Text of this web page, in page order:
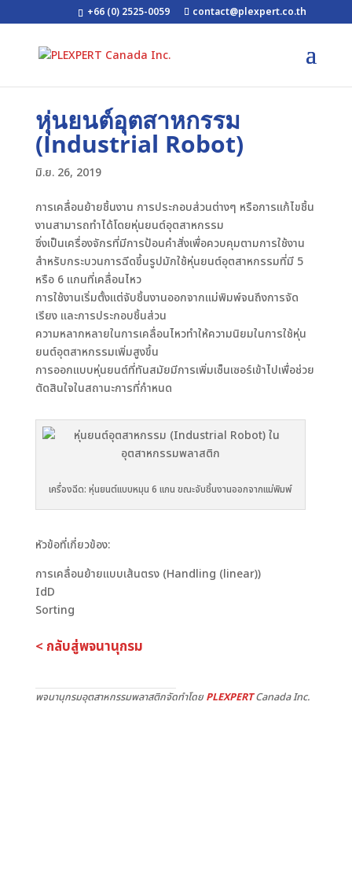
+66 (0) 2525-0059 contact@plexpert.co.th
หุ่นยนต์อุตสาหกรรม
(Industrial Robot)
มิ.ย. 26, 2019
การเคลื่อนย้ายชิ้นงาน การประกอบส่วนต่างๆ หรือการแก้ไขชิ้น
งานสามารถทำได้โดยหุ่นยนต์อุตสาหกรรม
ซึ่งเป็นเครื่องจักรที่มีการป้อนคำสั่งเพื่อควบคุมตามการใช้งาน
สำหรับกระบวนการฉีดขึ้นรูปมักใช้หุ่นยนต์อุตสาหกรรมที่มี 5
หรือ 6 แกนที่เคลื่อนไหว
การใช้งานเริ่มตั้งแต่จับชิ้นงานออกจากแม่พิมพ์จนถึงการจัด
เรียง และการประกอบชิ้นส่วน
ความหลากหลายในการเคลื่อนไหวทำให้ความนิยมในการใช้หุ่น
ยนต์อุตสาหกรรมเพิ่มสูงขึ้น
การออกแบบหุ่นยนต์ที่ทันสมัยมีการเพิ่มเซ็นเซอร์เข้าไปเพื่อช่วย
ตัดสินใจในสถานะการที่กำหนด
เครื่องฉีด: หุ่นยนต์แบบหมุน 6 แกน ขณะจับชิ้นงานออกจากแม่พิมพ์
หัวข้อที่เกี่ยวข้อง:
การเคลื่อนย้ายแบบเส้นตรง (Handling (linear))
IdD
Sorting
< กลับสู่พจนานุกรม
พจนานุกรมอุตสาหกรรมพลาสติกจัดทำโดยPLEXPERTCanada Inc.